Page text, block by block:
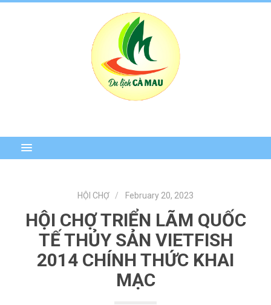
HỘI CHỢ February 20, 2023
HỘI CHỢ TRIỂN LÃM QUỐC
TẾ THỦY SẢN VIETFISH
2014 CHÍNH THỨC KHAI
MẠC